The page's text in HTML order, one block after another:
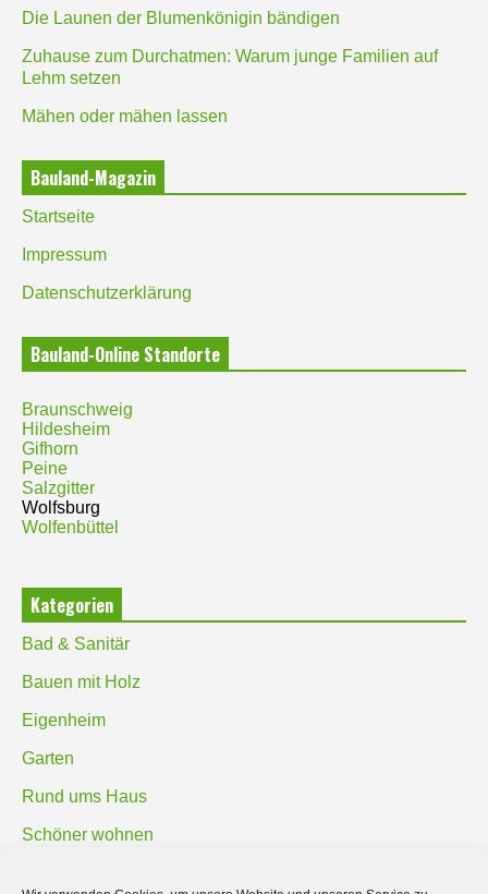
Die Launen der Blumenkönigin bändigen
Zuhause zum Durchatmen: Warum junge Familien auf
Lehm setzen
Mähen oder mähen lassen
Bauland-Magazin
Startseite
Impressum
Datenschutzerklärung
Bauland-Online Standorte
Braunschweig
Hildesheim
Gifhorn
Peine
Salzgitter
Wolfsburg
Wolfenbüttel
Kategorien
Bad & Sanitär
Bauen mit Holz
Eigenheim
Garten
Rund ums Haus
Schöner wohnen